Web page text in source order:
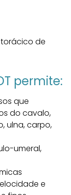
de
permite:
que
do cavalo,
ulna, carpo,
umeral,
e